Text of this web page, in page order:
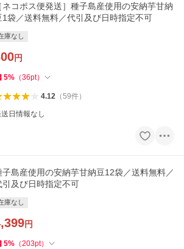
ネコポス便発送］種子島産使用の安納芋甘納
1袋／送料無料／代引及び日時指定不可
庫なし
円
5% （36pt）
4.12（59件）
日情報なし
子島産使用の安納芋甘納豆12袋／送料無料／
引及び日時指定不可
庫なし
円
5% （203pt）